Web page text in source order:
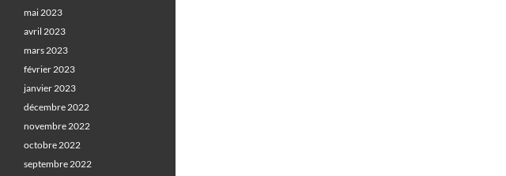
mai 2023
avril 2023
mars 2023
février 2023
janvier 2023
décembre 2022
novembre 2022
octobre 2022
septembre 2022